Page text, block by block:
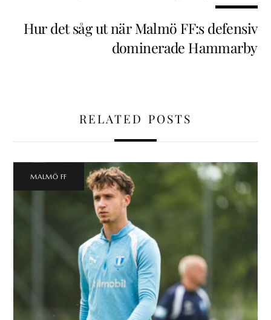
Hur det såg ut när Malmö FF:s defensiv
dominerade Hammarby
RELATED POSTS
MALMÖ FF